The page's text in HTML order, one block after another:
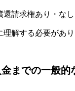
還請求権あり・な
解する必要があり
までの一般的